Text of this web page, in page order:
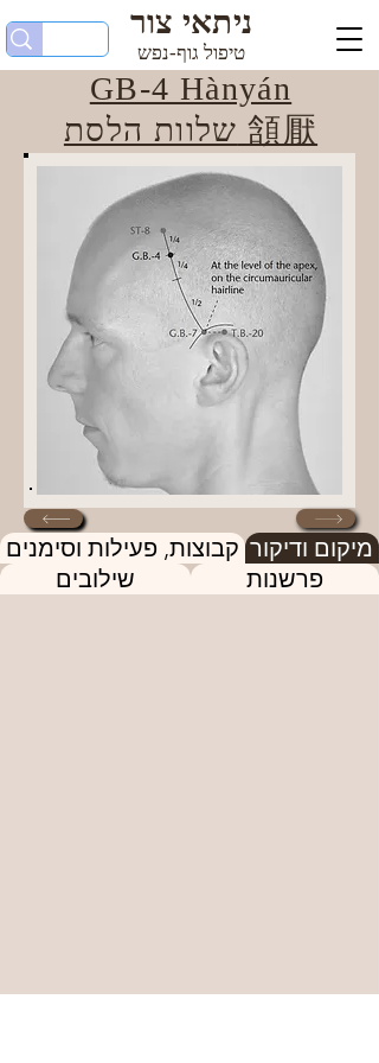
ניתאי צור
טיפול גוף-נפש
GB-4 Hànyán
שלוות הלסת 頷厭
מיקום ודיקור קבוצות, פעילות וסימנים
פרשנות
שילובים